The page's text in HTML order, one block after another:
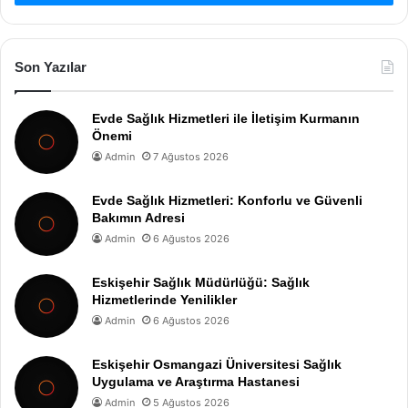
Son Yazılar
Evde Sağlık Hizmetleri ile İletişim Kurmanın
Önemi
Admin 7 Ağustos 2026
Evde Sağlık Hizmetleri: Konforlu ve Güvenli
Bakımın Adresi
Admin 6 Ağustos 2026
Eskişehir Sağlık Müdürlüğü: Sağlık
Hizmetlerinde Yenilikler
Admin 6 Ağustos 2026
Eskişehir Osmangazi Üniversitesi Sağlık
Uygulama ve Araştırma Hastanesi
Admin 5 Ağustos 2026